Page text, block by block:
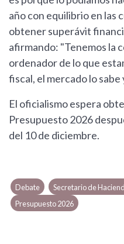
año con equilibrio en las
obtener superávit
afirmando: "Tenemos la
ordenador de lo que
fiscal, el mercado lo sabe
El oficialismo espera
Presupuesto 2026
del 10 de diciembre.
Debate Secretario de
Presupuesto 2026